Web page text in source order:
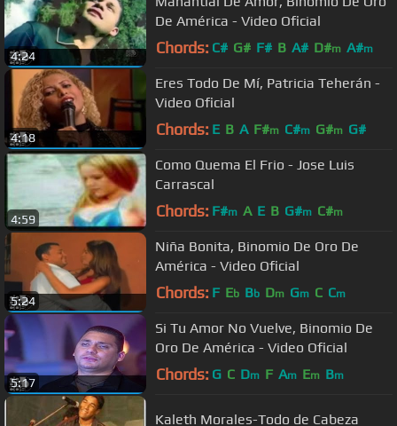
4:24
De América - Video Oficial
Chords: C# G# F# B A# D#m A#m
4:18
Eres Todo De Mí, Patricia Teherán -
Video Oficial
Chords: E B A F#m C#m G#m G#
4:59
Como Quema El Frio - Jose Luis
Carrascal
Chords: F#m A E B G#m C#m
5:24
Niña Bonita, Binomio De Oro De
América - Video Oficial
Chords: F Eb Bb Dm Gm C Cm
5:17
Si Tu Amor No Vuelve, Binomio De
Oro De América - Video Oficial
Chords: G C Dm F Am Em Bm
Kaleth Morales-Todo de Cabeza